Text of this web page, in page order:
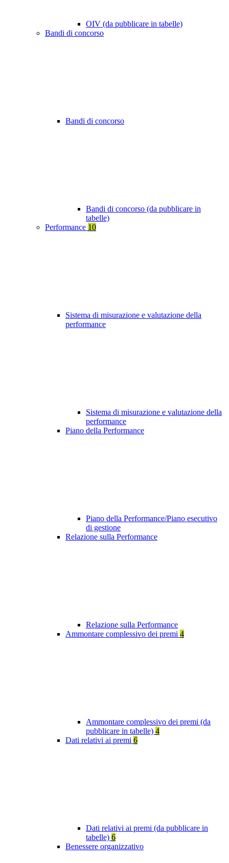
OIV (da pubblicare in tabelle)
Bandi di concorso
Bandi di concorso
Bandi di concorso (da pubblicare in
tabelle)
Performance 10
Sistema di misurazione e valutazione della
performance
Sistema di misurazione e valutazione della
performance
Piano della Performance
Piano della Performance/Piano esecutivo
di gestione
Relazione sulla Performance
Relazione sulla Performance
Ammontare complessivo dei premi 4
Ammontare complessivo dei premi (da
pubblicare in tabelle) 4
Dati relativi ai premi 6
Dati relativi ai premi (da pubblicare in
tabelle) 6
Benessere organizzativo